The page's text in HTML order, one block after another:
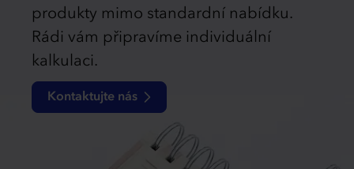
produkty mimo standardní nabídku.
Rádi vám připravíme individuální
kalkulaci.
Kontaktujte nás